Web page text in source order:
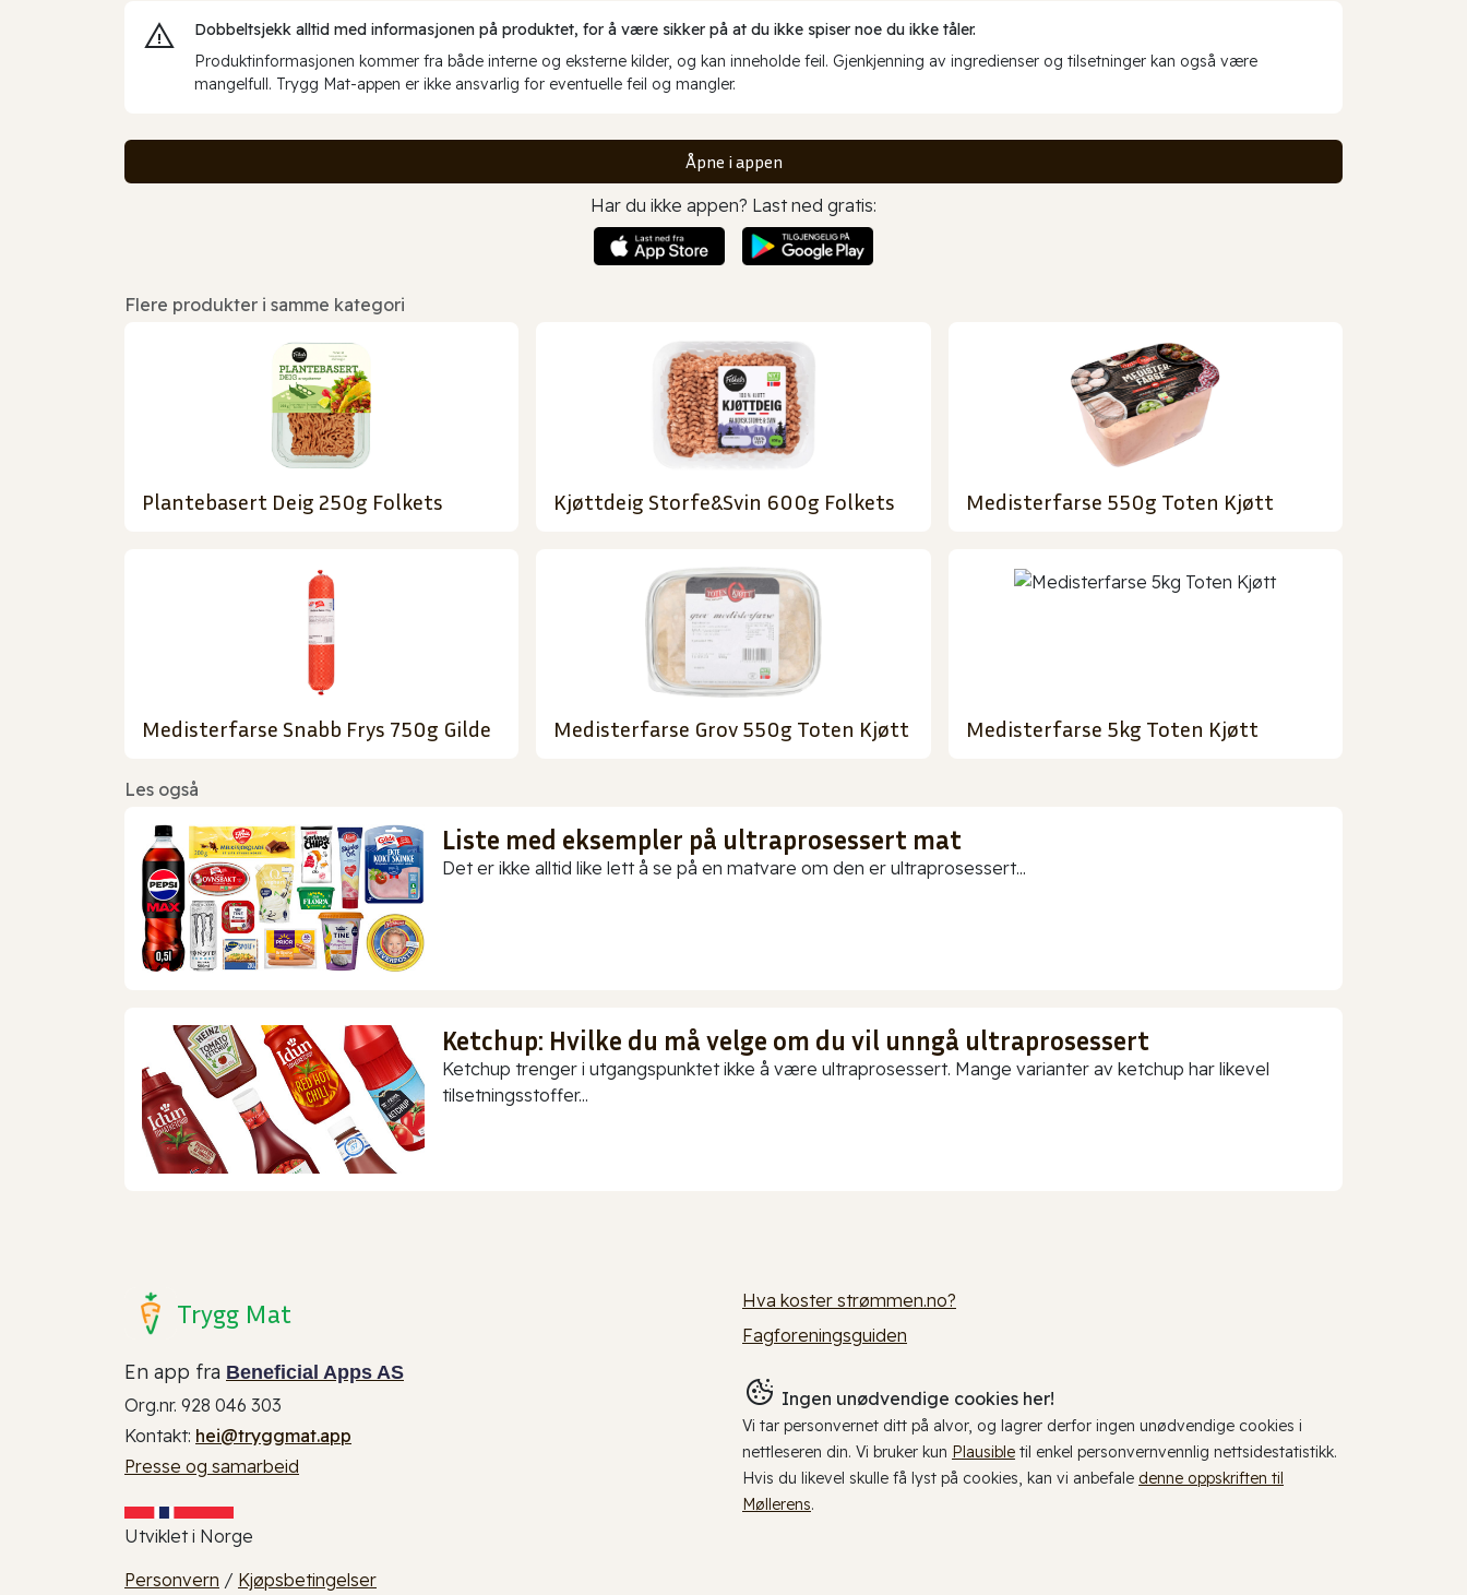
Dobbeltsjekk alltid med informasjonen på produktet, for å være sikker på at du ikke spiser noe du ikke tåler.
Produktinformasjonen kommer fra både interne og eksterne kilder, og kan inneholde feil. Gjenkjenning av ingredienser og tilsetninger kan også være
mangelfull. Trygg Mat-appen er ikke ansvarlig for eventuelle feil og mangler.
Åpne i appen
Har du ikke appen? Last ned gratis:
Flere produkter i samme kategori
Plantebasert Deig 250g Folkets Kjøttdeig Storfe&Svin 600g Folkets Medisterfarse 550g Toten Kjøtt
Medisterfarse Snabb Frys 750g Gilde Medisterfarse Grov 550g Toten Kjøtt Medisterfarse 5kg Toten Kjøtt
Les også
Liste med eksempler på ultraprosessert mat
Det er ikke alltid like lett å se på en matvare om den er ultraprosessert...
Ketchup: Hvilke du må velge om du vil unngå ultraprosessert
Ketchup trenger i utgangspunktet ikke å være ultraprosessert. Mange varianter av ketchup har likevel
tilsetningsstoffer...
Trygg Mat
En app fra Beneficial Apps AS
Org.nr. 928 046 303
Kontakt: hei@tryggmat.app
Presse og samarbeid
Utviklet i Norge
Personvern / Kjøpsbetingelser
Hva koster strømmen.no?
Fagforeningsguiden
Ingen unødvendige cookies her!
Vi tar personvernet ditt på alvor, og lagrer derfor ingen unødvendige cookies i
nettleseren din. Vi bruker kun Plausible til enkel personvernvennlig nettsidestatistikk.
Hvis du likevel skulle få lyst på cookies, kan vi anbefale denne oppskriften til
Møllerens.